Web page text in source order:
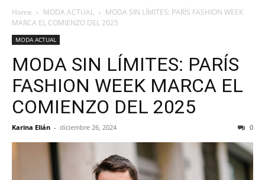
Home MODA ACTUAL
MODA SIN LÍMITES: PARÍS FASHION WEEK
MARCA EL COMIENZO DEL 2025
MODA ACTUAL
MODA SIN LÍMITES: PARÍS
FASHION WEEK MARCA EL
COMIENZO DEL 2025
Karina Elián - diciembre 26, 2024 0